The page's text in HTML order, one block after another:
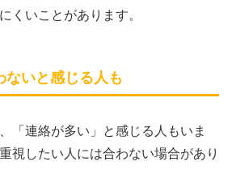
くいことがあります。
ないと感じる人も
「連絡が多い」と感じる人もいま
視したい人には合わない場合があり